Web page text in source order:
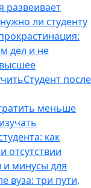
развеивает
ли cтуденту
дел и не
Студент после
меньше
как
отсутствии
минусы для
вуза: три пути,